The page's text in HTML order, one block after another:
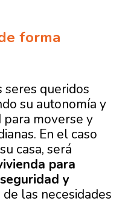
forma
seres queridos
su autonomía y
moverse y
En el caso
casa, será
para
y
las necesidades